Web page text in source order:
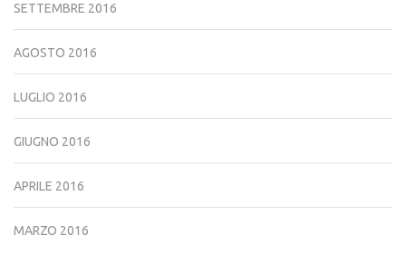
SETTEMBRE 2016
AGOSTO 2016
LUGLIO 2016
GIUGNO 2016
APRILE 2016
MARZO 2016